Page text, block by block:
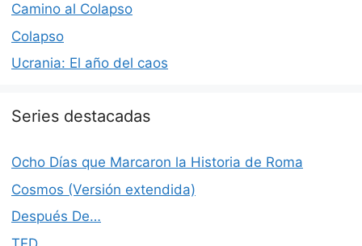
Camino al Colapso
Colapso
Ucrania: El año del caos
Series destacadas
Ocho Días que Marcaron la Historia de Roma
Cosmos (Versión extendida)
Después De…